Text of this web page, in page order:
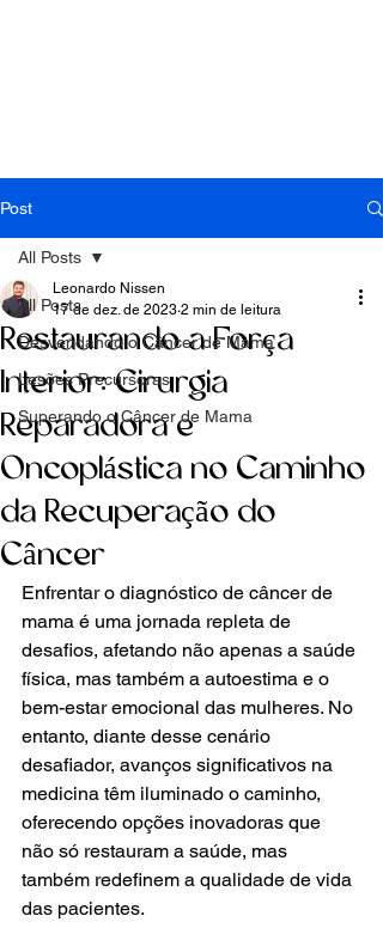
Post
All Posts
Desvendando o Câncer de Mama
Lesões Precursoras
Superando o Câncer de Mama
All Posts
Restaurando a Força
Interior: Cirurgia
Reparadora e
Oncoplástica no Caminho
da Recuperação do
Câncer
Leonardo Nissen
17 de dez. de 2023 2 min de leitura
Enfrentar o diagnóstico de câncer de
mama é uma jornada repleta de
desafios, afetando não apenas a saúde
física, mas também a autoestima e o
bem-estar emocional das mulheres. No
entanto, diante desse cenário
desafiador, avanços significativos na
medicina têm iluminado o caminho,
oferecendo opções inovadoras que
não só restauram a saúde, mas
também redefinem a qualidade de vida
das pacientes.